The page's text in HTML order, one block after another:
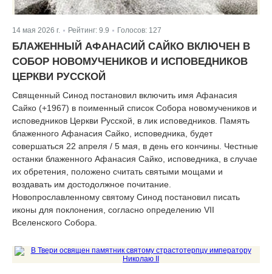
14 мая 2026 г. Рейтинг: 9.9 Голосов: 127
БЛАЖЕННЫЙ АФАНАСИЙ САЙКО ВКЛЮЧЕН В
СОБОР НОВОМУЧЕНИКОВ И ИСПОВЕДНИКОВ
ЦЕРКВИ РУССКОЙ
Священный Синод постановил включить имя Афанасия
Сайко (+1967) в поименный список Собора новомучеников и
исповедников Церкви Русской, в лик исповедников. Память
блаженного Афанасия Сайко, исповедника, будет
совершаться 22 апреля / 5 мая, в день его кончины. Честные
останки блаженного Афанасия Сайко, исповедника, в случае
их обретения, положено считать святыми мощами и
воздавать им достодолжное почитание.
Новопрославленному святому Синод постановил писать
иконы для поклонения, согласно определению VII
Вселенского Собора.